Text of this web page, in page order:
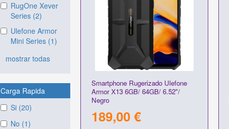
RugOne Xever
Series (2)
Ulefone Armor
Mini Series (1)
mostrar todas
Carga Rapida
Si (20)
No (1)
Smartphone Rugerizado Ulefone
Armor X13 6GB/ 64GB/ 6.52"/
Negro
189,00 €